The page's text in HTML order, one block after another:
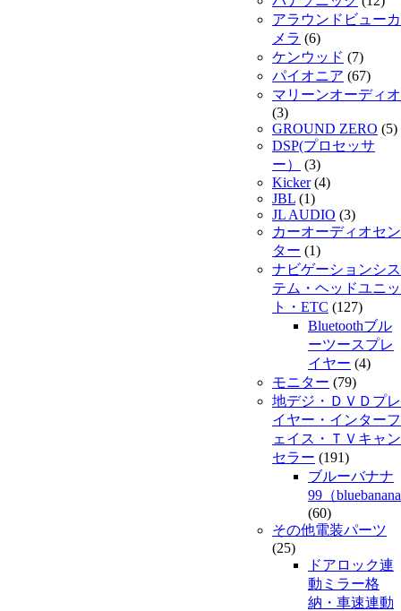
アラウンドビューカ
メラ (6)
ケンウッド (7)
パイオニア (67)
マリーンオーディオ
(3)
GROUND ZERO (5)
DSP(プロセッサ
ー）
(3)
Kicker(4)
JBL (1)
JL AUDIO (3)
カーオーディオセン
ター (1)
ナビゲーションシス
テム・ヘッドユニッ
ト・ETC (127)
Bluetoothブル
ーツースプレ
イヤー (4)
モニター (79)
地デジ・ＤＶＤプレ
イヤー・インターフ
ェイス・ＴＶキャン
セラー (191)
ブルーバナナ
99（
(60)
その他電装パーツ
(25)
ドアロック連
動ミラー格
納・車速連動